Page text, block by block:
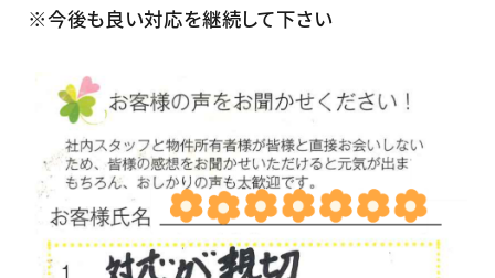
※今後も良い対応を継続して下さい